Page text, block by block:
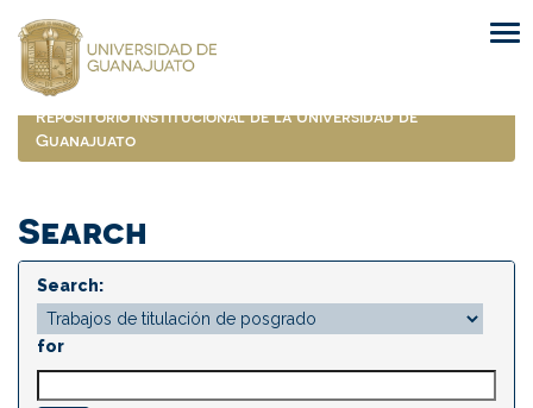
navigation
Repositorio Institucional de la Universidad de
Guanajuato
Search
Search:
for